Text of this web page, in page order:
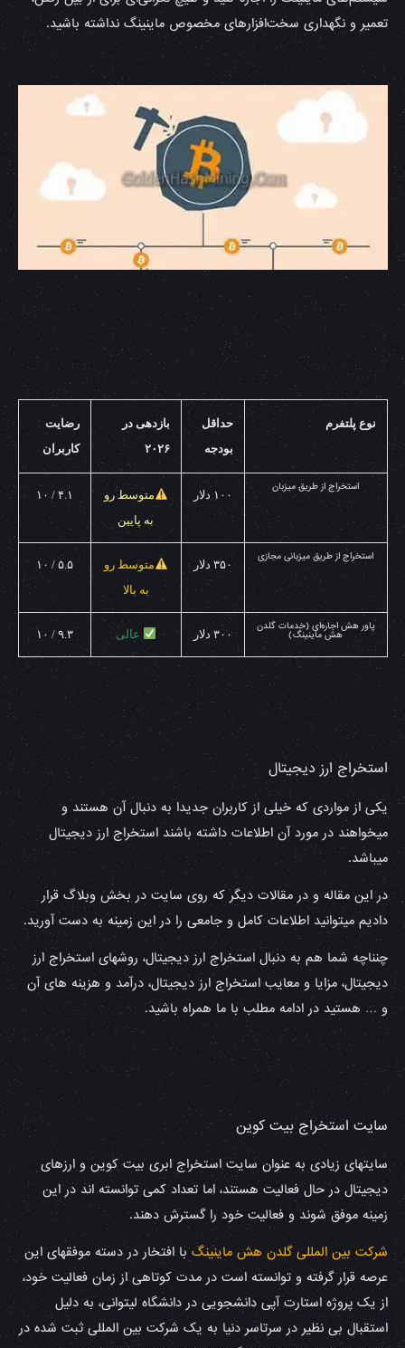
تعمیر و نگهداری سخت‌افزارهای مخصوص ماینینگ نداشته باشید.
نوع پلتفرم
حداقل
بودجه
بازدهی در
۲۰۲۶
رضایت
کاربران
استخراج از طریق میزبان
۱۰۰ دلار
متوسط رو
به پایین
۴.۱ / ۱۰
استخراج از طریق میزبانی مجازی
۳۵۰ دلار
متوسط رو
به بالا
۵.۵ / ۱۰
پاور هش اجاره‌ای (خدمات گلدن
هش ماینینگ) ۳۰۰ دلار عالی ۹.۳ / ۱۰
استخراج ارز دیجیتال
یکی از مواردی که خیلی از کاربران جدیدا به دنبال آن هستند و
میخواهند در مورد آن اطلاعات داشته باشند استخراج ارز دیجیتال
میباشد.
در این مقاله و در مقالات دیگر که روی سایت در بخش وبلاگ قرار
دادیم میتوانید اطلاعات کامل و جامعی را در این زمینه به دست آورید.
چنناچه شما هم به دنبال استخراج ارز دیجیتال، روشهای استخراج ارز
دیجیتال، مزایا و معایب استخراج ارز دیجیتال، درآمد و هزینه های آن
و … هستید در ادامه مطلب با ما همراه باشید.
سایت استخراج بیت کوین
سایتهای زیادی به عنوان سایت استخراج ابری بیت کوین و ارزهای
دیجیتال در حال فعالیت هستند، اما تعداد کمی توانسته اند در این
زمینه موفق شوند و فعالیت خود را گسترش دهند.
شرکت بین المللی گلدن هش ماینینگبا افتخار در دسته موفقهای این
عرصه قرار گرفته و توانسته است در مدت کوتاهی از زمان فعالیت خود،
از یک پروژه استارت آپی دانشجویی در دانشگاه لیتوانی، به دلیل
استقبال بی نظیر در سرتاسر دنیا به یک شرکت بین المللی ثبت شده در